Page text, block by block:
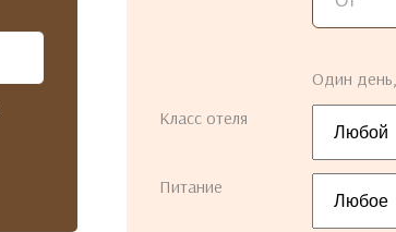
Один
Класс отеля
Питание